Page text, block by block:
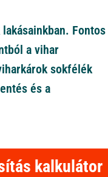
Fontos
a vihar
sokfélék
és a
kalkulátor